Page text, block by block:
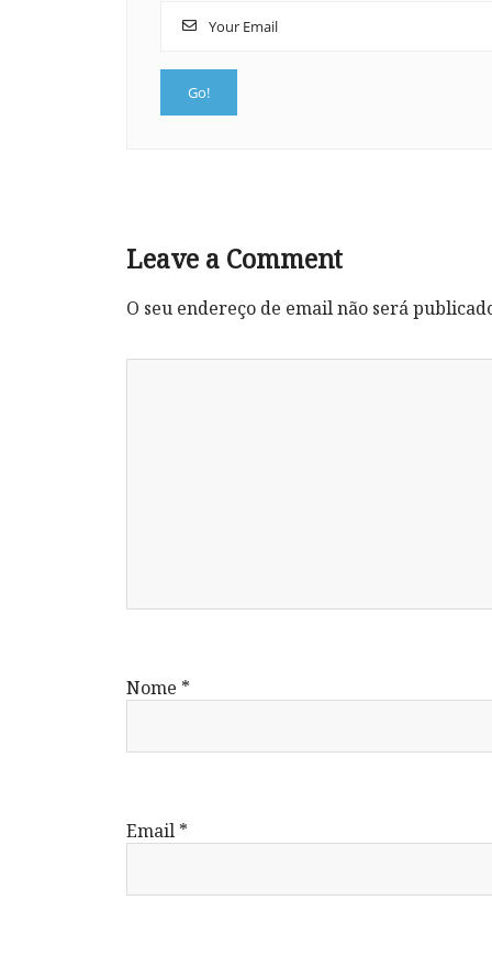
Leave a Comment
O seu endereço de email não será
Nome *
Email *